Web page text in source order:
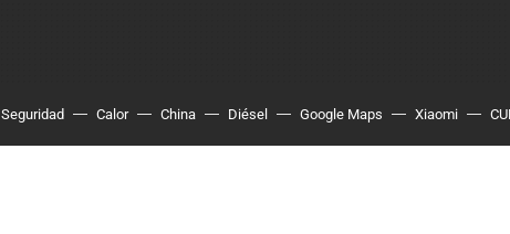
Seguridad Calor China Diésel Google Maps Xiaomi